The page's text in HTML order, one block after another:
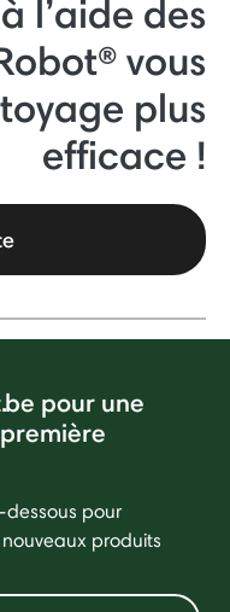
l’aide des
vous
plus
efficace !
pour une
dessous pour
produits